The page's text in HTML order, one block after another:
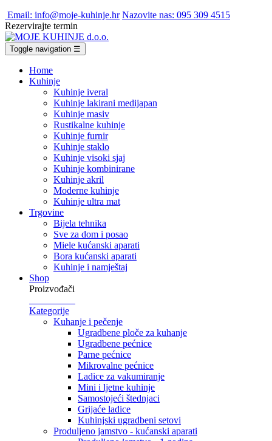
Email: info@moje-kuhinje.hr Nazovite nas: 095 309 4515
Rezervirajte termin
Toggle navigation ☰
Home
Kuhinje
Kuhinje iveral
Kuhinje lakirani medijapan
Kuhinje masiv
Rustikalne kuhinje
Kuhinje furnir
Kuhinje staklo
Kuhinje visoki sjaj
Kuhinje kombinirane
Kuhinje akril
Moderne kuhinje
Kuhinje ultra mat
Trgovine
Bijela tehnika
Sve za dom i posao
Miele kućanski aparati
Bora kućanski aparati
Kuhinje i namještaj
Shop
Proizvođači
Kategorije
Kuhanje i pečenje
Ugradbene ploče za kuhanje
Ugradbene pećnice
Parne pećnice
Mikrovalne pećnice
Ladice za vakumiranje
Mini i ljetne kuhinje
Samostojeći štednjaci
Grijaće ladice
Kuhinjski ugradbeni setovi
Produljeno jamstvo - kućanski aparati